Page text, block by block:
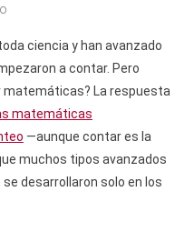
ciencia y han avanzado
a contar. Pero
matemáticas? La respuesta
matemáticas
—aunque contar es la
muchos tipos avanzados
desarrollaron solo en los